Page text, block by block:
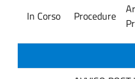
In Corso Procedure